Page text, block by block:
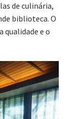
de culinária,
biblioteca. O
e o